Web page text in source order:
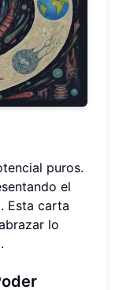
puros.
el
Esta carta
lo